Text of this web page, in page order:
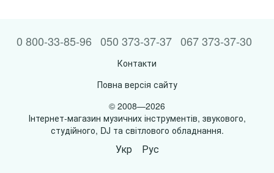
0 800-33-85-96 050 373-37-37 067 373-37-30
Контакти
Повна версія сайту
© 2008—2026
Інтернет-магазин музичних інструментів, звукового,
студійного, DJ та світлового обладнання.
Укр Рус